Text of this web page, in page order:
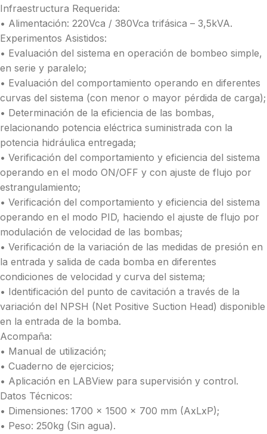
Infraestructura Requerida:
• Alimentación: 220Vca / 380Vca trifásica – 3,5kVA.
Experimentos Asistidos:
• Evaluación del sistema en operación de bombeo simple,
en serie y paralelo;
• Evaluación del comportamiento operando en diferentes
curvas del sistema (con menor o mayor pérdida de carga);
• Determinación de la eficiencia de las bombas,
relacionando potencia eléctrica suministrada con la
potencia hidráulica entregada;
• Verificación del comportamiento y eficiencia del sistema
operando en el modo ON/OFF y con ajuste de flujo por
estrangulamiento;
• Verificación del comportamiento y eficiencia del sistema
operando en el modo PID, haciendo el ajuste de flujo por
modulación de velocidad de las bombas;
• Verificación de la variación de las medidas de presión en
la entrada y salida de cada bomba en diferentes
condiciones de velocidad y curva del sistema;
• Identificación del punto de cavitación a través de la
variación del NPSH (Net Positive Suction Head) disponible
en la entrada de la bomba.
Acompaña:
• Manual de utilización;
• Cuaderno de ejercicios;
• Aplicación en LABView para supervisión y control.
Datos Técnicos:
• Dimensiones: 1700 x 1500 x 700 mm (AxLxP);
• Peso: 250kg (Sin agua).